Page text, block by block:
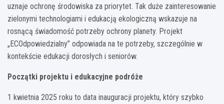
uznaje ochronę środowiska za priorytet. Tak duże zainteresowanie
zielonymi technologiami i edukacją ekologiczną wskazuje na
rosnącą świadomość potrzeby ochrony planety. Projekt
„ECOdpowiedzialny” odpowiada na te potrzeby, szczególnie w
kontekście edukacji dorosłych i seniorów.
Początki projektu i edukacyjne podróże
1 kwietnia 2025 roku to data inauguracji projektu, który szybko